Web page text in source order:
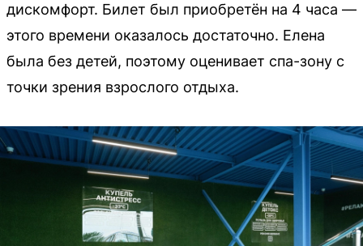
дискомфорт. Билет был приобретён на 4 часа —
этого времени оказалось достаточно. Елена
была без детей, поэтому оценивает спа-зону с
точки зрения взрослого отдыха.